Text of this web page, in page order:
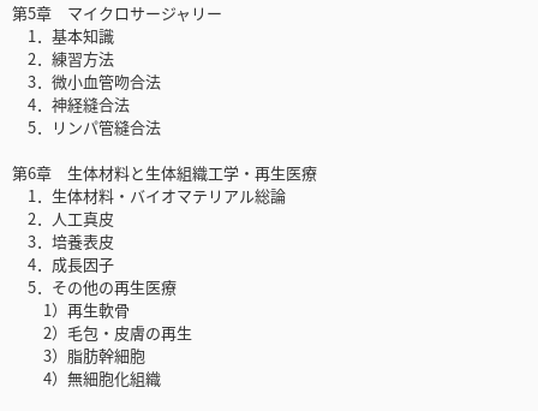
第5章 マイクロサージャリー
1．基本知識
2．練習方法
3．微小血管吻合法
4．神経縫合法
5．リンパ管縫合法
第6章 生体材料と生体組織工学・再生医療
1．生体材料・バイオマテリアル総論
2．人工真皮
3．培養表皮
4．成長因子
5．その他の再生医療
1）再生軟骨
2）毛包・皮膚の再生
3）脂肪幹細胞
4）無細胞化組織